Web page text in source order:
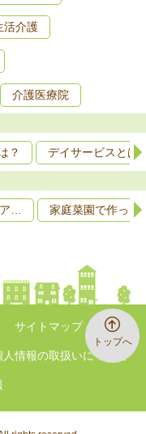
トップへ
活介護
介護医療院
？ デイサービスとは
… 家庭菜園で作っ
サイトマップ
人情報の取扱いについて